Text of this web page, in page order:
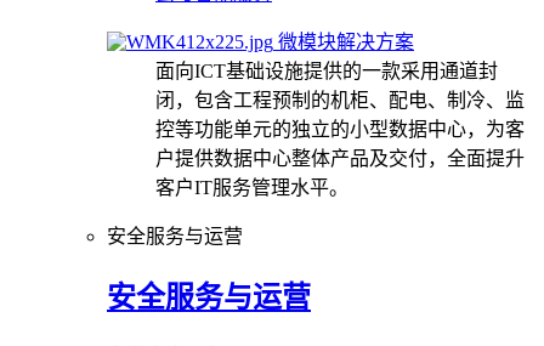
微模块解决方案
面向ICT基础设施提供的一款采用通道封
闭，包含工程预制的机柜、配电、制冷、监
控等功能单元的独立的小型数据中心，为客
户提供数据中心整体产品及交付，全面提升
客户IT服务管理水平。
安全服务与运营
安全服务与运营